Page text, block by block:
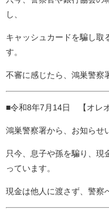
し、
キャッシュカードを騙し取
す。
不審に感じたら、鴻巣警察
■令和8年7月14日 【オレオ
鴻巣警察署から、お知らせ
只今、息子や孫を騙り、現
っています。
現金は他人に渡さず、警察